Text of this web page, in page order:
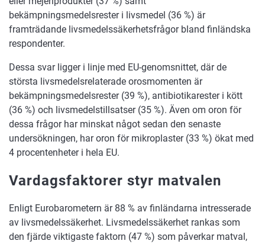
bekämpningsmedelsrester i livsmedel (36 %) är
framträdande livsmedelssäkerhetsfrågor bland finländska
respondenter.
Dessa svar ligger i linje med EU-genomsnittet, där de
största livsmedelsrelaterade orosmomenten är
bekämpningsmedelsrester (39 %), antibiotikarester i kött
(36 %) och livsmedelstillsatser (35 %). Även om oron för
dessa frågor har minskat något sedan den senaste
undersökningen, har oron för mikroplaster (33 %) ökat med
4 procentenheter i hela EU.
Vardagsfaktorer styr matvalen
Enligt Eurobarometern är 88 % av finländarna intresserade
av livsmedelssäkerhet. Livsmedelssäkerhet rankas som
den fjärde viktigaste faktorn (47 %) som påverkar matval,